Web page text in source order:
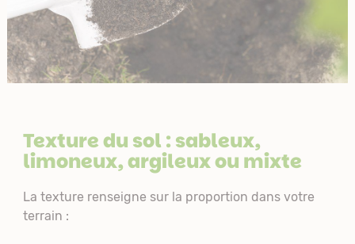
Texture du sol : sableux,
limoneux, argileux ou mixte
La texture renseigne sur la proportion dans votre
terrain :